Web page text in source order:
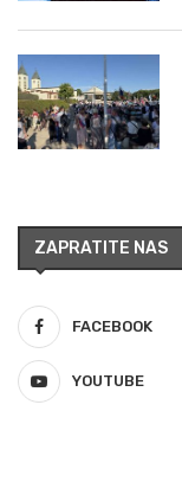
ZAPRATITE NAS
FACEBOOK
YOUTUBE